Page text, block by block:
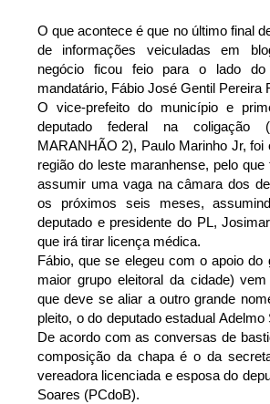
O que acontece é que no último final
de informações veiculadas em
negócio ficou feio para o lado
mandatário, Fábio José Gentil Pereira
O vice-prefeito do município e
deputado federal na coligação
MARANHÃO 2), Paulo Marinho Jr, foi
região do leste maranhense, pelo
assumir uma vaga na câmara dos
os próximos seis meses,
deputado e presidente do PL,
que irá tirar licença médica.
Fábio, que se elegeu com o apoio do
maior grupo eleitoral da cidade)
que deve se aliar a outro grande
pleito, o do deputado estadual
De acordo com as conversas de
composição da chapa é o da
vereadora licenciada e esposa do
Soares (PCdoB).